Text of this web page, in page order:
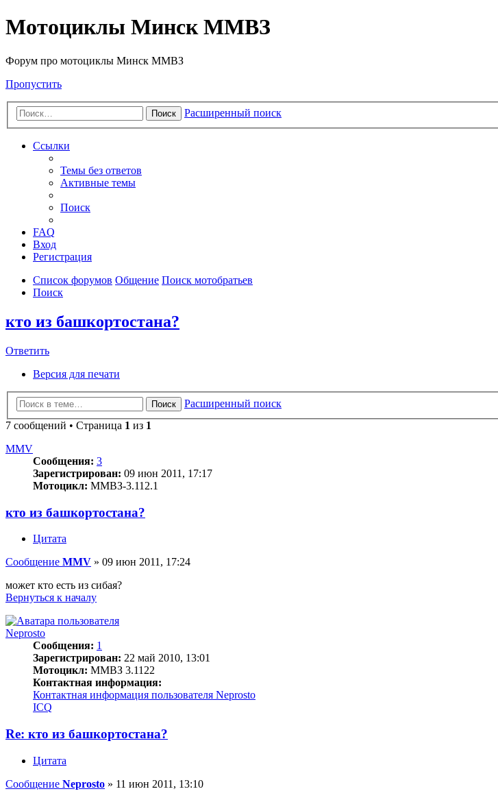
Мотоциклы Минск ММВЗ
Форум про мотоциклы Минск ММВЗ
Пропустить
Поиск Расширенный поиск
Ссылки
Темы без ответов
Активные темы
Поиск
FAQ
Вход
Регистрация
Список форумов Общение Поиск мотобратьев
Поиск
кто из башкортостана?
Ответить
Версия для печати
Поиск
Расширенный поиск
7 сообщений • Страница 1 из 1
MMV
Сообщения: 3
Зарегистрирован: 09 июн 2011, 17:17
Мотоцикл: ММВЗ-3.112.1
кто из башкортостана?
Цитата
Сообщение MMV » 09 июн 2011, 17:24
может кто есть из сибая?
Вернуться к началу
Neprosto
Сообщения: 1
Зарегистрирован: 22 май 2010, 13:01
Мотоцикл: ММВЗ 3.1122
Контактная информация:
Контактная информация пользователя Neprosto
ICQ
Re: кто из башкортостана?
Цитата
Сообщение Neprosto » 11 июн 2011, 13:10